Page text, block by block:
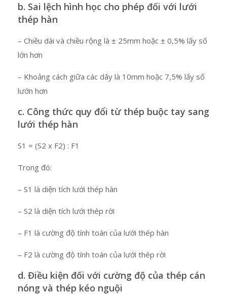
b. Sai lệch hình học cho phép đối với lưới
thép hàn
– Chiều dài và chiều rộng là ± 25mm hoặc ± 0,5% lấy số
lớn hơn
– Khoảng cách giữa các dây là 10mm hoặc 7,5% lấy số
lướn hơn
c. Công thức quy đổi từ thép buộc tay sang
lưới thép hàn
S1 = (S2 x F2) : F1
Trong đó:
– S1 là diện tích lưới thép hàn
– S2 là diện tích lưới thép rời
– F1 là cường độ tính toán của lưới thép hàn
– F2 là cường độ tính toán của lưới thép rời
d. Điều kiện đối với cường độ của thép cán
nóng và thép kéo nguội